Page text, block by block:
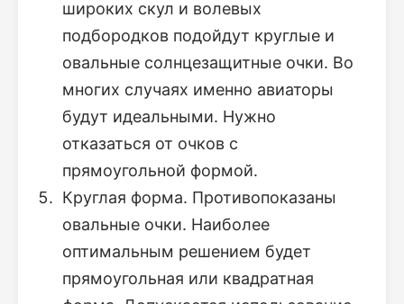
широких скул и волевых
подбородков подойдут круглые и
овальные солнцезащитные очки. Во
многих случаях именно авиаторы
будут идеальными. Нужно
отказаться от очков с
прямоугольной формой.
Круглая форма. Противопоказаны
овальные очки. Наиболее
оптимальным решением будет
прямоугольная или квадратная